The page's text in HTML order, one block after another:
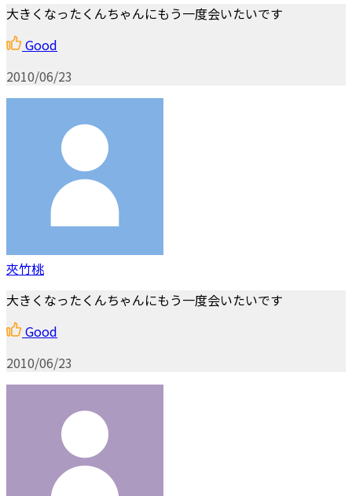
大きくなったくんちゃんにもう一度会いたいです
Good
2010/06/23
夾竹桃
大きくなったくんちゃんにもう一度会いたいです
Good
2010/06/23